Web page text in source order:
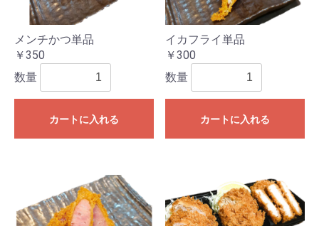
メンチかつ単品
￥350
数量
カートに入れる
イカフライ単品
￥300
数量
カートに入れる